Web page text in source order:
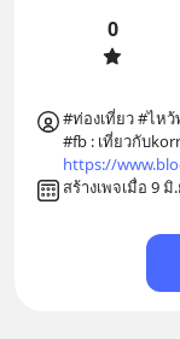
0
#ท่องเที่ยว #ไหว้
https://
สร้างเพจเมื่อ 9 มิ